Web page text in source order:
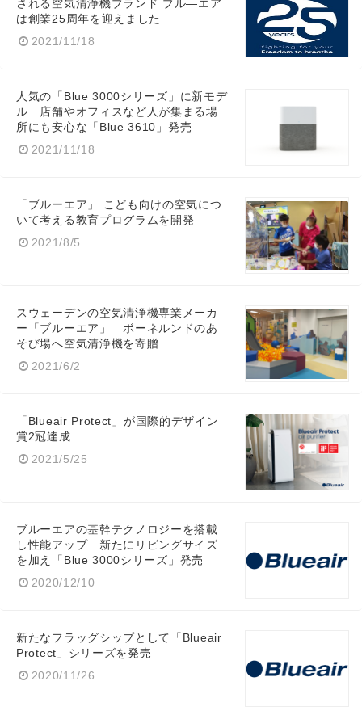
される空気清浄機ブランド ブル―エア
は創業25周年を迎えました
2021/11/18
人気の「Blue 3000シリーズ」に新モデ
ル 店舗やオフィスなど人が集まる場
所にも安心な「Blue 3610」発売
2021/11/18
「ブルーエア」 こども向けの空気につ
いて考える教育プログラムを開発
2021/8/5
スウェーデンの空気清浄機専業メーカ
ー「ブルーエア」 ボーネルンドのあ
そび場へ空気清浄機を寄贈
2021/6/2
「Blueair Protect」が国際的デザイン
賞2冠達成
2021/5/25
ブルーエアの基幹テクノロジーを搭載
し性能アップ 新たにリビングサイズ
を加え「Blue 3000シリーズ」発売
2020/12/10
新たなフラッグシップとして「Blueair
Protect」シリーズを発売
2020/11/26